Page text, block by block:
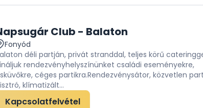
Club - Balaton
Fonyód
déli partján, privát stranddal, teljes körű
rendezvényhelyszínünket családi eseményekre,
céges partikra.Rendezvénysátor, közvetlen
klímatizált...
Kapcsolatfelvétel